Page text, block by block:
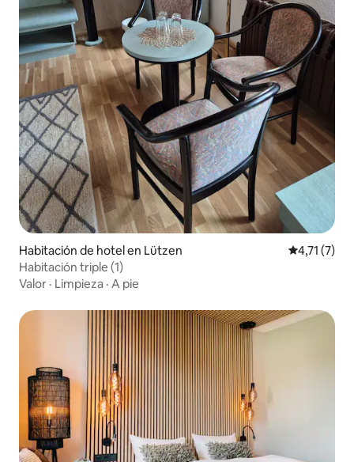
Habitación de hotel en Lützen Calificación
4,71 (7)
Habitación triple (1)
Valor · Limpieza · A pie